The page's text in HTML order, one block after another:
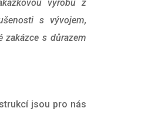
výrobu z
s vývojem,
zakázce s důrazem
jsou pro nás